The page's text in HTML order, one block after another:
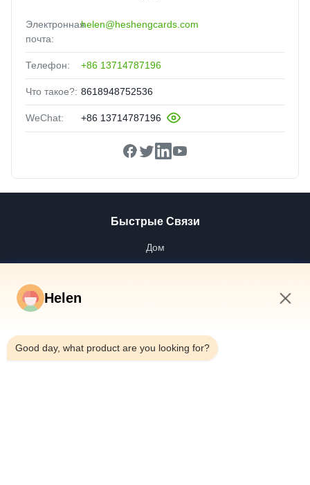
Электронная
почта:
helen@heshengcards.com
Телефон: +86 13714787196
Что такое?: 8618948752536
WeChat: +86 13714787196
Быстрые Связи
Дом
Путешествие Фабрики
Проверка Качества
Helen
Good day, what product are you looking for?